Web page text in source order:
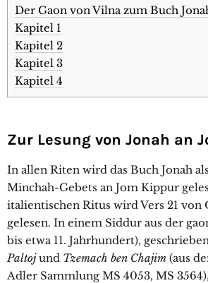
Der Gaon von Vilna zum Buch
Kapitel 1
Kapitel 2
Kapitel 3
Kapitel 4
Zur Lesung von Jonah an
In allen Riten wird das Buch Jonah
Minchah-Gebets an Jom Kippur
italientischen Ritus wird Vers 21 von
gelesen. In einem Siddur aus der
bis etwa 11. Jahrhundert),
Paltojund Tzemach ben Chajim (aus
Adler Sammlung MS 4053, MS